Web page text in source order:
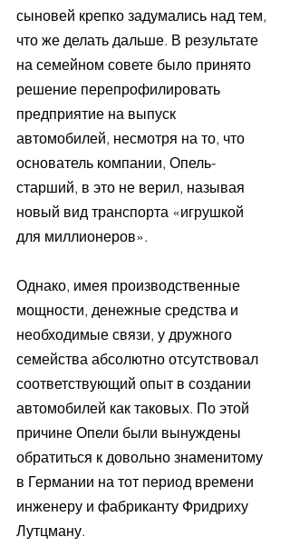
сыновей крепко задумались над тем,
что же делать дальше. В результате
на семейном совете было принято
решение перепрофилировать
предприятие на выпуск
автомобилей, несмотря на то, что
основатель компании, Опель-
старший, в это не верил, называя
новый вид транспорта «игрушкой
для миллионеров».
Однако, имея производственные
мощности, денежные средства и
необходимые связи, у дружного
семейства абсолютно отсутствовал
соответствующий опыт в создании
автомобилей как таковых. По этой
причине Опели были вынуждены
обратиться к довольно знаменитому
в Германии на тот период времени
инженеру и фабриканту Фридриху
Лутцману.